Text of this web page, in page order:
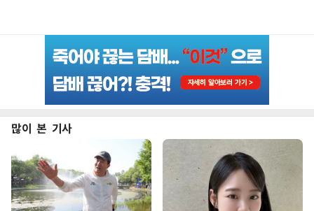
많이 본 기사